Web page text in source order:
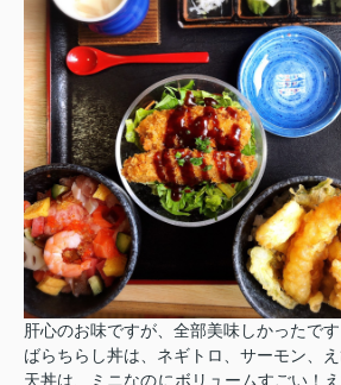
肝心のお味ですが、全部美味しかったです
ばらちらし丼は、ネギトロ、サーモン、
天丼は、ミニなのにボリュームすごい！